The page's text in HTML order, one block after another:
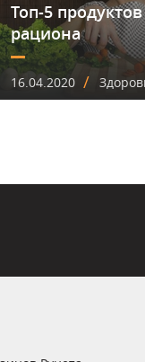
Топ-5
рациона
16.04.2020 /